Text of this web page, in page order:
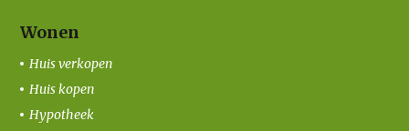
Wonen
Huis verkopen
Huis kopen
Hypotheek